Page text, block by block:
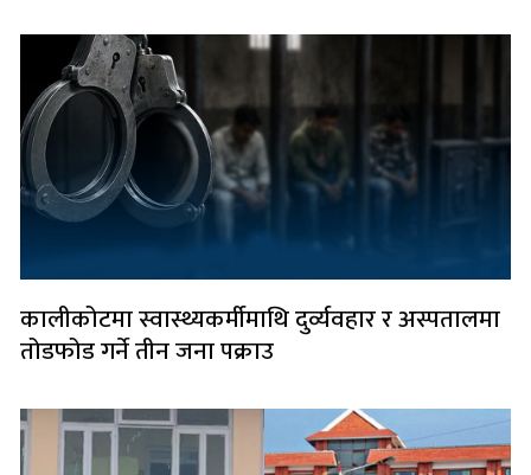
कालीकोटमा स्वास्थ्यकर्मीमाथि दुर्व्यवहार र अस्पतालमा
तोडफोड गर्ने तीन जना पक्राउ